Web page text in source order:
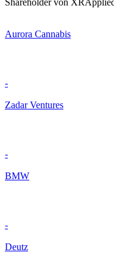
Shareholder von
Aurora Cannabis
-
Zadar Ventures
-
BMW
-
Deutz